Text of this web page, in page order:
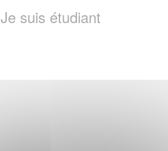
Je suis étudiant